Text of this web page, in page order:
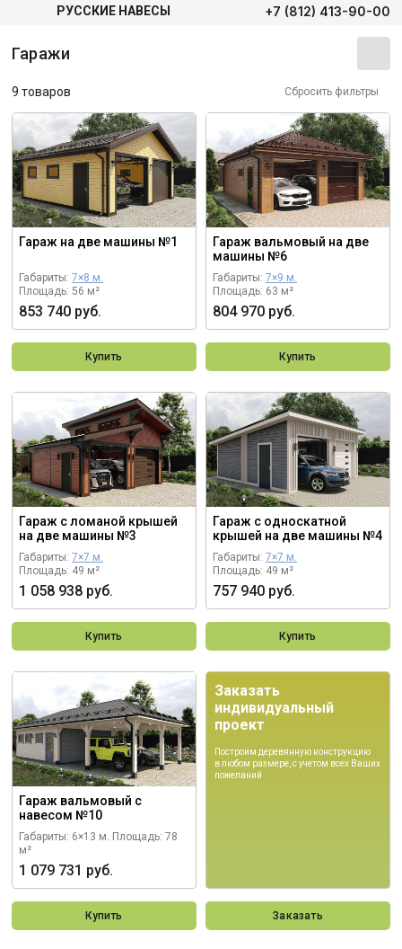
РУССКИЕ НАВЕСЫ +7 (812) 413-90-00
Гаражи
9 товаров Сбросить фильтры
Гараж на две машины №1
Габариты: 7×8 м.
Площадь: 56 м²
853 740 руб.
Купить
Гараж вальмовый на две
машины №6
Габариты: 7×9 м.
Площадь: 63 м²
804 970 руб.
Купить
Гараж с ломаной крышей
на две машины №3
Габариты: 7×7 м.
Площадь: 49 м²
1 058 938 руб.
Купить
Гараж с односкатной
крышей на две машины №4
Габариты: 7×7 м.
Площадь: 49 м²
757 940 руб.
Купить
Гараж вальмовый с
навесом №10
Габариты: 6×13 м. Площадь: 78
м²
1 079 731 руб.
Купить
Заказать
индивидуальный
проект
Построим деревянную конструкцию
в любом размере, с учетом всех Ваших
пожеланий
Заказать